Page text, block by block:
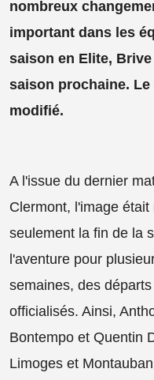
nombreux
important dans les
saison en Elite,
saison prochaine.
modifié.
A l'issue du dernier
Clermont, l'image
seulement la fin de la
l'aventure pour
semaines, des
officialisés. Ainsi,
Bontempo et Quentin
Limoges et